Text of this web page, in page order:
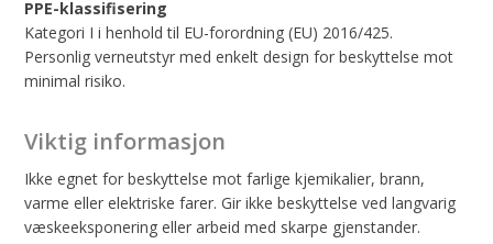
PPE-klassifisering
Kategori I i henhold til EU-forordning (EU) 2016/425.
Personlig verneutstyr med enkelt design for beskyttelse mot
minimal risiko.
Viktig informasjon
Ikke egnet for beskyttelse mot farlige kjemikalier, brann,
varme eller elektriske farer. Gir ikke beskyttelse ved langvarig
væskeeksponering eller arbeid med skarpe gjenstander.